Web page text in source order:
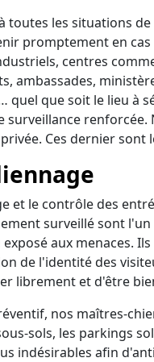
toutes les situations
promptement en cas
centres
ambassades,
quel que soit le lieu à
surveillance renforcée.
Ces dernier sont
et le contrôle des
surveillé sont l'un
aux menaces.
de l'identité des
librement et d'être
nos maîtres-
sols, les parkings
indésirables afin